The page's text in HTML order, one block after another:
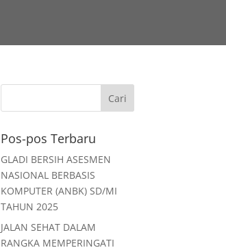
Pos-pos Terbaru
GLADI BERSIH ASESMEN
NASIONAL BERBASIS
KOMPUTER (ANBK) SD/MI
TAHUN 2025
JALAN SEHAT DALAM
RANGKA MEMPERINGATI